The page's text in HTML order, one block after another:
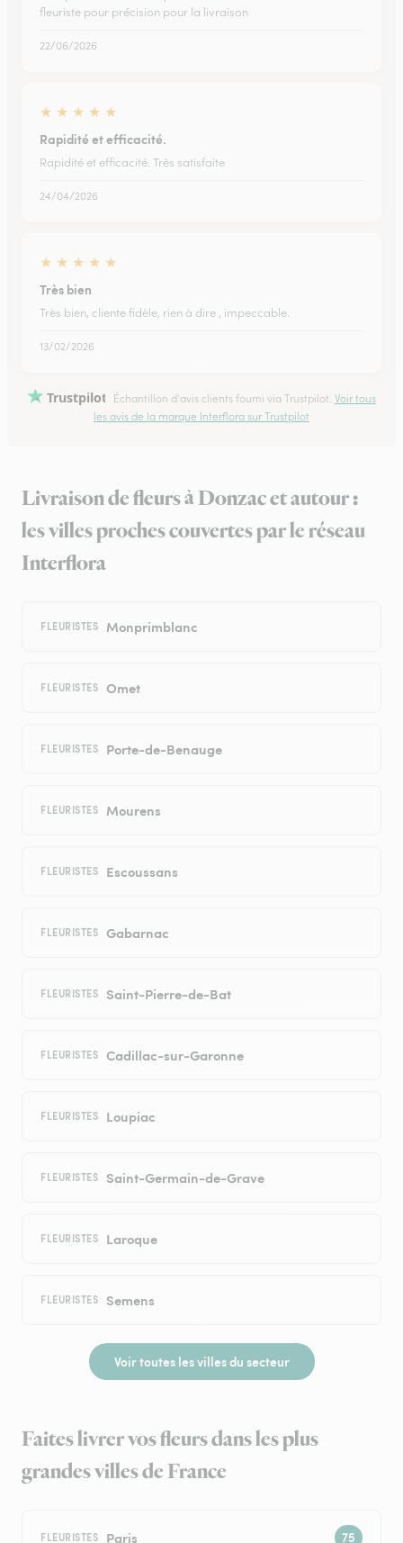
fleuriste pour précision pour la livraison
22/06/2026
★ ★ ★ ★ ★
Rapidité et efficacité.
Rapidité et efficacité. Très satisfaite
24/04/2026
★ ★ ★ ★ ★
Très bien
Très bien, cliente fidèle, rien à dire , impeccable.
13/02/2026
Trustpilot Échantillon d'avis clients fourni via Trustpilot. Voir tous
les avis de la marque Interflora sur Trustpilot
Livraison de fleurs à Donzac et autour :
les villes proches couvertes par le réseau
Interflora
FLEURISTES Monprimblanc
FLEURISTES Omet
FLEURISTES Porte-de-Benauge
FLEURISTES Mourens
FLEURISTES Escoussans
FLEURISTES Gabarnac
FLEURISTES Saint-Pierre-de-Bat
FLEURISTES Cadillac-sur-Garonne
FLEURISTES Loupiac
FLEURISTES Saint-Germain-de-Grave
FLEURISTES Laroque
FLEURISTES Semens
Voir toutes les villes du secteur
Faites livrer vos fleurs dans les plus
grandes villes de France
FLEURISTES Paris